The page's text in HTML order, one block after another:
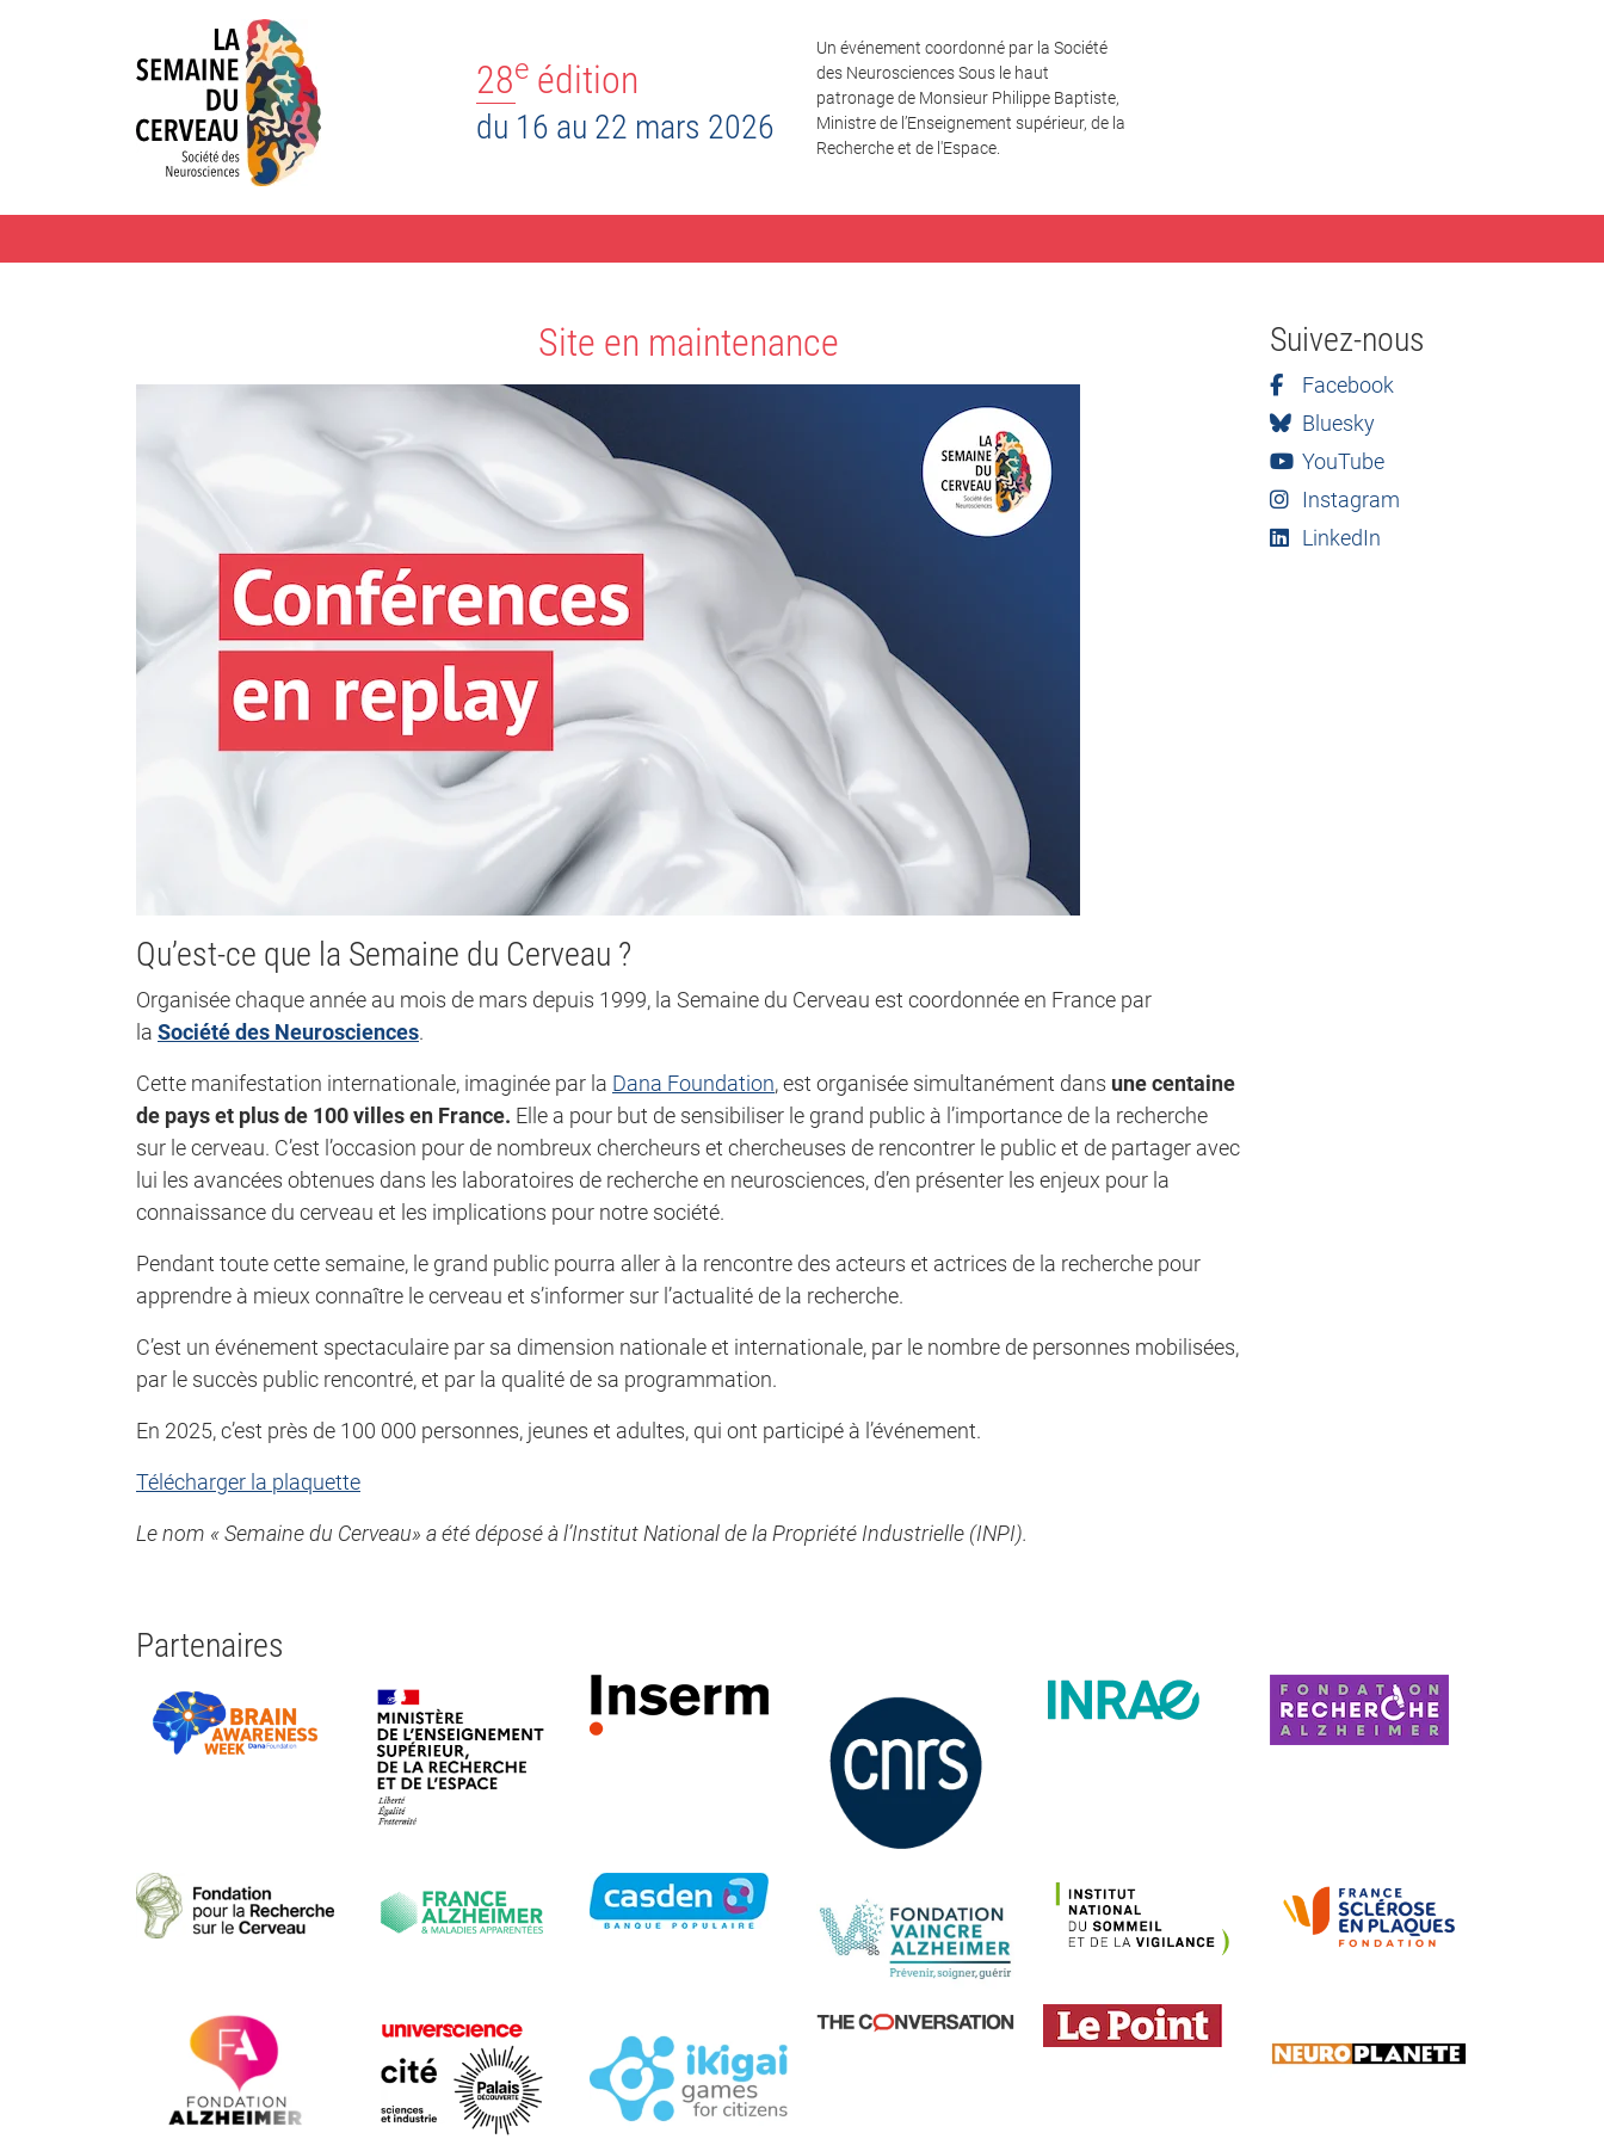
28e édition
du 16 au 22 mars 2026
Un événement coordonné par la Société
des Neurosciences Sous le haut
patronage de Monsieur Philippe Baptiste,
Ministre de l’Enseignement supérieur, de la
Recherche et de l'Espace.
Site en maintenance
Qu’est-ce que la Semaine du Cerveau ?
Organisée chaque année au mois de mars depuis 1999, la Semaine du Cerveau est coordonnée en France par
la Société des Neurosciences.
Cette manifestation internationale, imaginée par la Dana Foundation, est organisée simultanément dans une centaine
de pays et plus de 100 villes en France. Elle a pour but de sensibiliser le grand public à l’importance de la recherche
sur le cerveau. C’est l’occasion pour de nombreux chercheurs et chercheuses de rencontrer le public et de partager avec
lui les avancées obtenues dans les laboratoires de recherche en neurosciences, d’en présenter les enjeux pour la
connaissance du cerveau et les implications pour notre société.
Pendant toute cette semaine, le grand public pourra aller à la rencontre des acteurs et actrices de la recherche pour
apprendre à mieux connaître le cerveau et s’informer sur l’actualité de la recherche.
C’est un événement spectaculaire par sa dimension nationale et internationale, par le nombre de personnes mobilisées,
par le succès public rencontré, et par la qualité de sa programmation.
En 2025, c’est près de 100 000 personnes, jeunes et adultes, qui ont participé à l’événement.
Télécharger la plaquette
Le nom « Semaine du Cerveau» a été déposé à l’Institut National de la Propriété Industrielle (INPI).
Suivez-nous
Facebook
Bluesky
YouTube
Instagram
LinkedIn
Partenaires